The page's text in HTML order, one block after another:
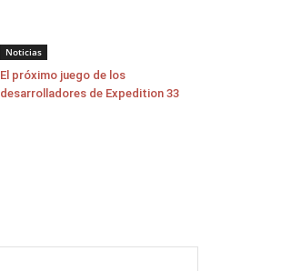
Noticias
El próximo juego de los
desarrolladores de Expedition 33